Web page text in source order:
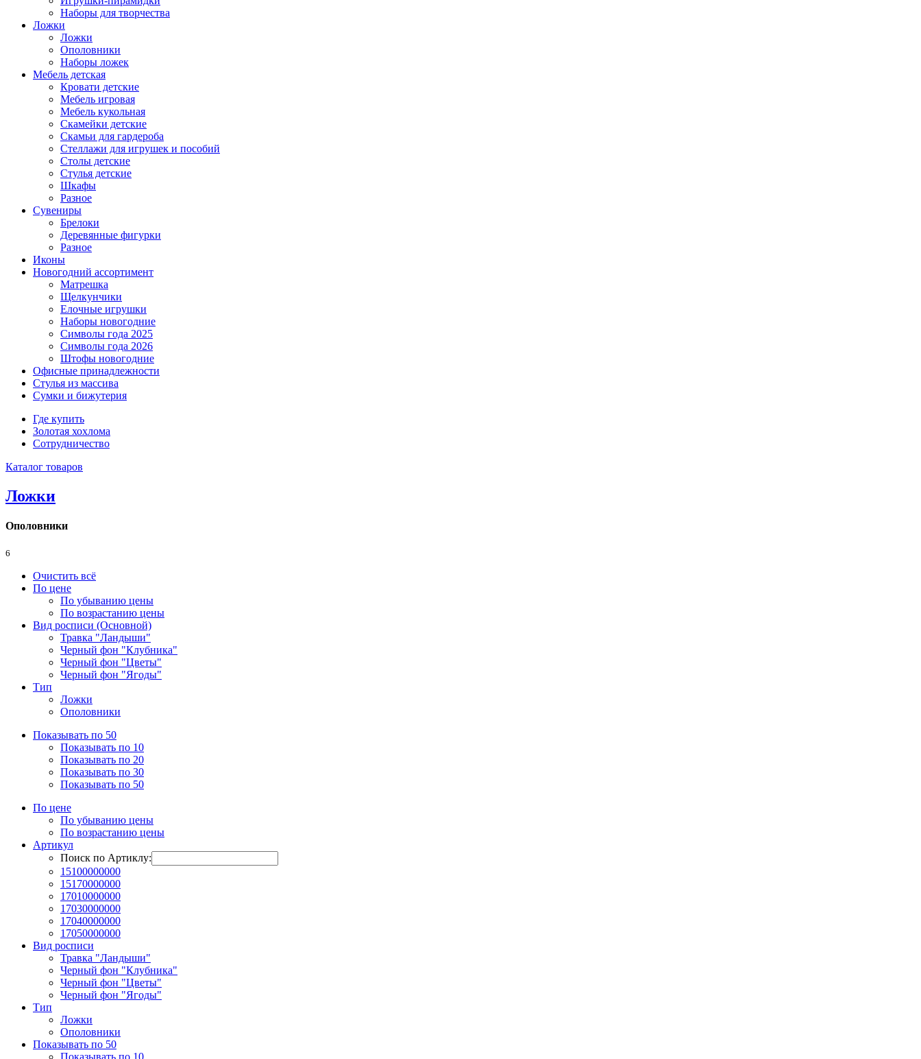
Наборы для творчества
Ложки
Ложки
Ополовники
Наборы ложек
Мебель детская
Кровати детские
Мебель игровая
Мебель кукольная
Скамейки детские
Скамьи для гардероба
Стеллажи для игрушек и пособий
Столы детские
Стулья детские
Шкафы
Разное
Сувениры
Брелоки
Деревянные фигурки
Разное
Иконы
Новогодний ассортимент
Матрешка
Щелкунчики
Елочные игрушки
Наборы новогодние
Символы года 2025
Символы года 2026
Штофы новогодние
Офисные принадлежности
Стулья из массива
Сумки и бижутерия
Где купить
Золотая хохлома
Сотрудничество
Каталог товаров
Ложки
Ополовники
6
Очистить всё
По цене
По убыванию цены
По возрастанию цены
Вид росписи (Основной)
Травка "Ландыши"
Черный фон "Клубника"
Черный фон "Цветы"
Черный фон "Ягоды"
Тип
Ложки
Ополовники
Показывать по 50
Показывать по 10
Показывать по 20
Показывать по 30
Показывать по 50
По цене
По убыванию цены
По возрастанию цены
Артикул
Поиск по Артиклу:
15100000000
15170000000
17010000000
17030000000
17040000000
17050000000
Вид росписи
Травка "Ландыши"
Черный фон "Клубника"
Черный фон "Цветы"
Черный фон "Ягоды"
Тип
Ложки
Ополовники
Показывать по 50